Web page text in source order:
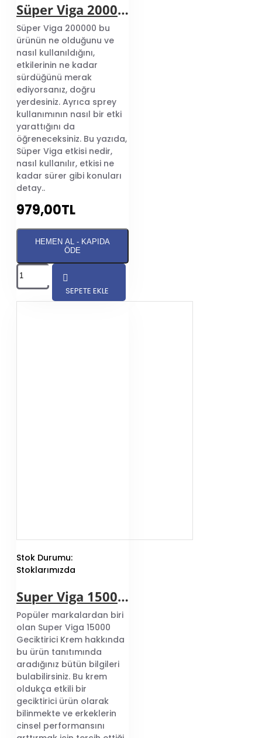
Sitemizde bulunan
geciktirici ürünlerimizi
incelediğinizde sizin bütün
sorunlarınıza hitap eden
geciktirici ürünler
mevcuttur. Aşağıdaki
ürünleri inceleyerek size
en uygun geciktirici hap
krem, sprey markalarını
bulabilirsiniz.
Süper Viga 200000 Etkili Geciktirici Sprey 45 ml
Süper Viga 200000 bu
ürünün ne olduğunu ve
nasıl kullanıldığını,
etkilerinin ne kadar
sürdüğünü merak
ediyorsanız, doğru
yerdesiniz. Ayrıca sprey
kullanımının nasıl bir etki
yarattığını da
öğreneceksiniz. Bu yazıda,
Süper Viga etkisi nedir,
nasıl kullanılır, etkisi ne
kadar sürer gibi konuları
detay..
979,00TL
HEMEN AL - KAPIDA
ÖDE
SEPETE EKLE
Stok Durumu:
Stoklarımızda
Super Viga 15000 Geciktirici Krem
Popüler markalardan biri
olan Super Viga 15000
Geciktirici Krem hakkında
bu ürün tanıtımında
aradığınız bütün bilgileri
bulabilirsiniz. Bu krem
oldukça etkili bir
geciktirici ürün olarak
bilinmekte ve erkeklerin
cinsel performansını